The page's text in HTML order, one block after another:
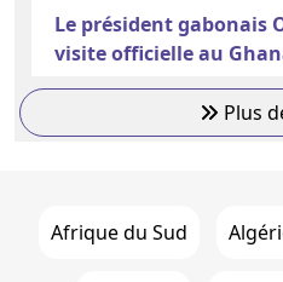
Le président gabonais
visite officielle au
Plus
Afrique du Sud